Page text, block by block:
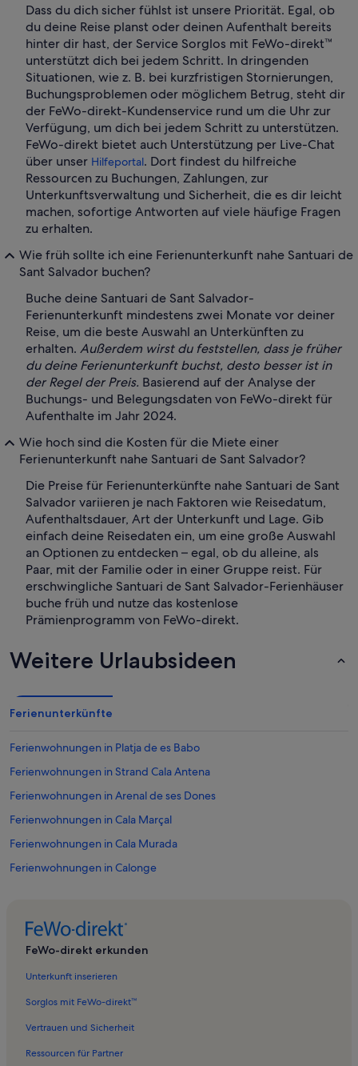
Dass du dich sicher fühlst ist unsere Priorität. Egal, ob
du deine Reise planst oder deinen Aufenthalt bereits
hinter dir hast, der Service Sorglos mit FeWo-direkt™
unterstützt dich bei jedem Schritt. In dringenden
Situationen, wie z. B. bei kurzfristigen Stornierungen,
Buchungsproblemen oder möglichem Betrug, steht dir
der FeWo-direkt-Kundenservice rund um die Uhr zur
Verfügung, um dich bei jedem Schritt zu unterstützen.
FeWo-direkt bietet auch Unterstützung per Live-Chat
über unser Hilfeportal. Dort findest du hilfreiche
Ressourcen zu Buchungen, Zahlungen, zur
Unterkunftsverwaltung und Sicherheit, die es dir leicht
machen, sofortige Antworten auf viele häufige Fragen
zu erhalten.
Wie früh sollte ich eine Ferienunterkunft nahe Santuari de
Sant Salvador buchen?
Buche deine Santuari de Sant Salvador-
Ferienunterkunft mindestens zwei Monate vor deiner
Reise, um die beste Auswahl an Unterkünften zu
erhalten. Außerdem wirst du feststellen, dass je früher
du deine Ferienunterkunft buchst, desto besser ist in
der Regel der Preis. Basierend auf der Analyse der
Buchungs- und Belegungsdaten von FeWo-direkt für
Aufenthalte im Jahr 2024.
Wie hoch sind die Kosten für die Miete einer
Ferienunterkunft nahe Santuari de Sant Salvador?
Die Preise für Ferienunterkünfte nahe Santuari de Sant
Salvador variieren je nach Faktoren wie Reisedatum,
Aufenthaltsdauer, Art der Unterkunft und Lage. Gib
einfach deine Reisedaten ein, um eine große Auswahl
an Optionen zu entdecken – egal, ob du alleine, als
Paar, mit der Familie oder in einer Gruppe reist. Für
erschwingliche Santuari de Sant Salvador-Ferienhäuser
buche früh und nutze das kostenlose
Prämienprogramm von FeWo-direkt.
Weitere Urlaubsideen
Ferienunterkünfte
Ferienwohnungen in Platja de es Babo
Ferienwohnungen in Strand Cala Antena
Ferienwohnungen in Arenal de ses Dones
Ferienwohnungen in Cala Marçal
Ferienwohnungen in Cala Murada
Ferienwohnungen in Calonge
Ferienwohnungen in Nationalpark Cabrera
Ferienwohnungen in Strand der Cala Domingos
Ferienwohnungen in Portocolom
Ferienwohnungen in Castell de Santueri
FeWo-direkt erkunden
Unterkunft inserieren
Sorglos mit FeWo-direkt™
Vertrauen und Sicherheit
Ressourcen für Partner